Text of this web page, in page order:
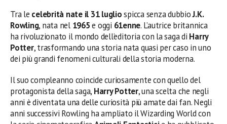
Tra le celebrità nate il 31 lugliospicca senza dubbioJ.K.
Rowling, nata nel 1965e oggi 61enne. L’autrice britannica
ha rivoluzionato il mondo dell’editoria con la saga di Harry
Potter, trasformando una storia nata quasi per caso in uno
dei più grandi fenomeni culturali della storia moderna.
Il suo compleanno coincide curiosamente con quello del
protagonista della saga, Harry Potter, una scelta che negli
anni è diventata una delle curiosità più amate dai fan. Negli
anni successivi Rowling ha ampliato il Wizarding World con